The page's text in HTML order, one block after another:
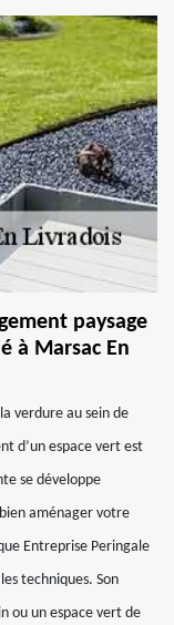
paysage
à Marsac En
verdure au sein de
d’un espace vert est
se développe
aménager votre
Entreprise Peringale
techniques. Son
ou un espace vert de